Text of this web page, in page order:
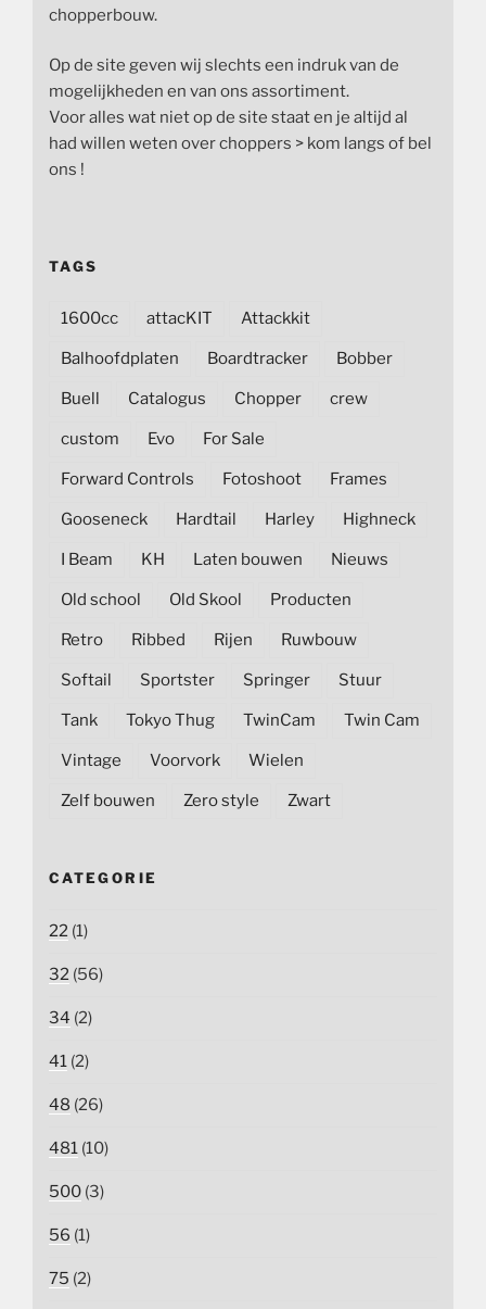
chopperbouw.
Op de site geven wij slechts een indruk van de
mogelijkheden en van ons assortiment.
Voor alles wat niet op de site staat en je altijd al
had willen weten over choppers > kom langs of bel
ons !
TAGS
1600cc attacKIT Attackkit
Balhoofdplaten Boardtracker Bobber
Buell Catalogus Chopper crew
custom Evo For Sale
Forward Controls Fotoshoot Frames
Gooseneck Hardtail Harley Highneck
I Beam KH Laten bouwen Nieuws
Old school Old Skool Producten
Retro Ribbed Rijen Ruwbouw
Softail Sportster Springer Stuur
Tank Tokyo Thug TwinCam Twin Cam
Vintage Voorvork Wielen
Zelf bouwen Zero style Zwart
CATEGORIE
22 (1)
32 (56)
34 (2)
41 (2)
48 (26)
481 (10)
500 (3)
56 (1)
75 (2)